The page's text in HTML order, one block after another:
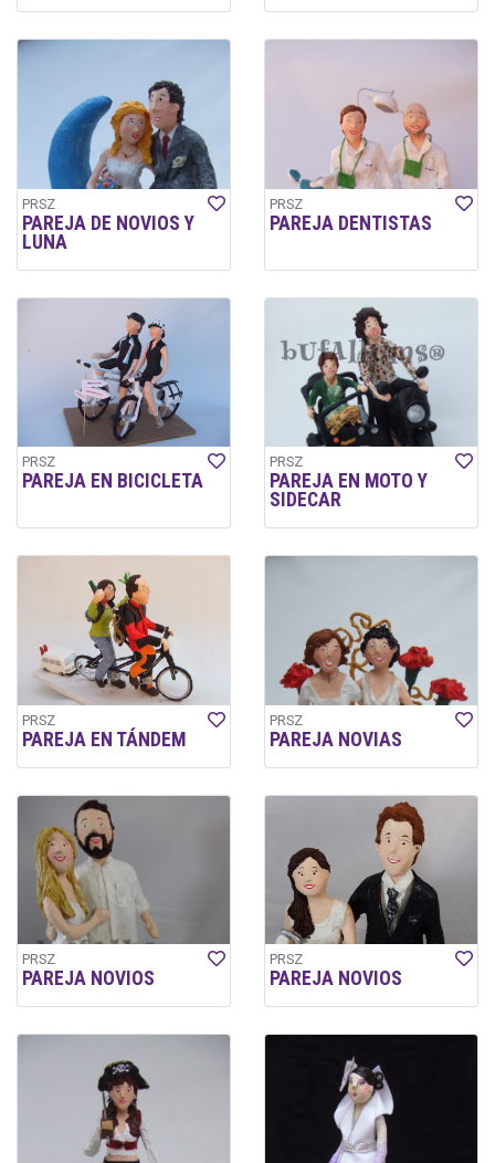
PRSZ
PAREJA DE NOVIOS Y
LUNA
PRSZ
PAREJA DENTISTAS
PRSZ
PAREJA EN BICICLETA
PRSZ
PAREJA EN MOTO Y
SIDECAR
PRSZ
PAREJA EN TÁNDEM
PRSZ
PAREJA NOVIAS
PRSZ
PAREJA NOVIOS
PRSZ
PAREJA NOVIOS